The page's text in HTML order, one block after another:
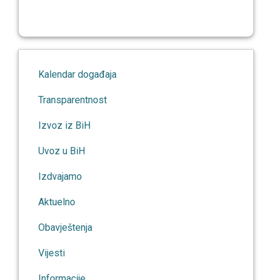
Kalendar događaja
Transparentnost
Izvoz iz BiH
Uvoz u BiH
Izdvajamo
Aktuelno
Obavještenja
Vijesti